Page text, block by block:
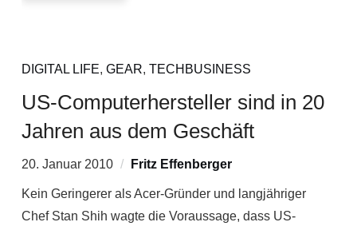
DIGITAL LIFE, GEAR, TECHBUSINESS
US-Computerhersteller sind in 20
Jahren aus dem Geschäft
20. Januar 2010 Fritz Effenberger
Kein Geringerer als Acer-Gründer und langjähriger
Chef Stan Shih wagte die Voraussage, dass US-